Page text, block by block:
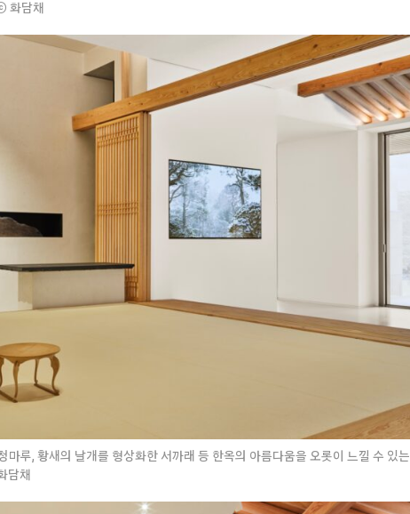
화담채
마루, 황새의 날개를 형상화한 서까래 등 한옥의 아름다움을 오롯이 느낄 수 있는
담채